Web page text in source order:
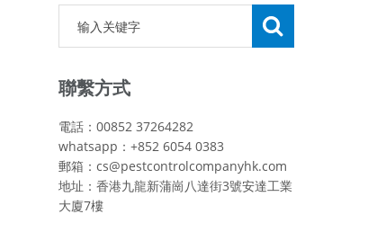
聯繫方式
電話：00852 37264282
whatsapp：+852 6054 0383
郵箱：cs@pestcontrolcompanyhk.com
地址：香港九龍新蒲崗八達街3號安達工業
大廈7樓